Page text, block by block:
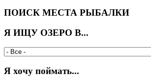
ПОИСК МЕСТА РЫБАЛКИ
Я ИЩУ ОЗЕРО В...
Я хочу поймать...